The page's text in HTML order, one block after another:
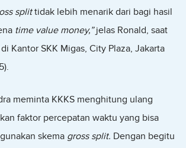
splittidak lebih menarik dari bagi hasil
time value money,”jelas Ronald, saat
di Kantor SKK Migas, City Plaza, Jakarta
meminta KKKS menghitung ulang
faktor percepatan waktu yang bisa
skema gross split. Dengan begitu